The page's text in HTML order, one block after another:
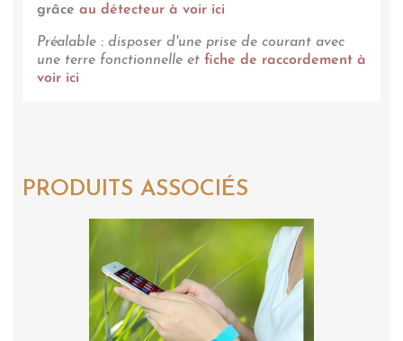
grâce au détecteur à voir ici
Préalable : disposer d'une prise de courant avec
une terre fonctionnelle et fiche de raccordement à
voir ici
PRODUITS ASSOCIÉS